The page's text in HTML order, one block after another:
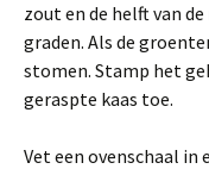
zout en de helft van
graden. Als de
stomen. Stamp het
geraspte kaas toe.
Vet een ovenschaal in